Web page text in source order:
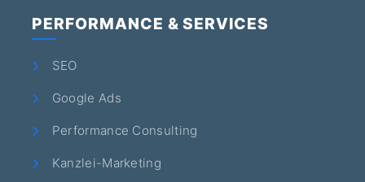
PERFORMANCE & SERVICES
SEO
Google Ads
Performance Consulting
Kanzlei-Marketing